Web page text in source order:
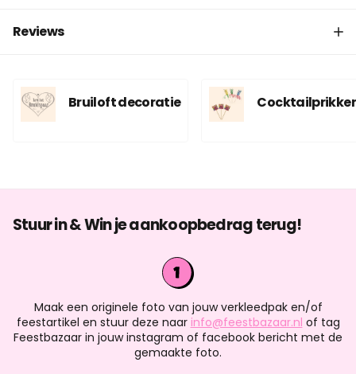
Reviews
Bruiloft decoratie
Stuur in & Win je aankoopbedrag terug!
Maak een originele foto van jouw verkleedpak en/of
feestartikel en stuur deze naar info@feestbazaar.nl of tag
Feestbazaar in jouw instagram of facebook bericht met de
gemaakte foto.